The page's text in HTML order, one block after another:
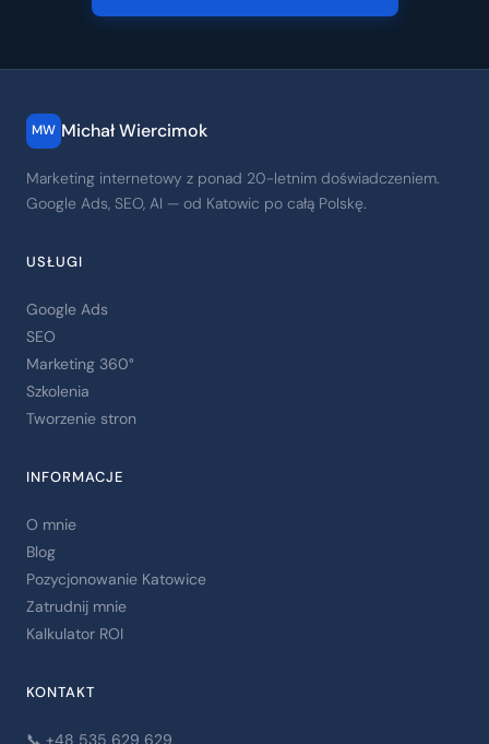
MW Michał Wiercimok
Marketing internetowy z ponad 20-letnim doświadczeniem.
Google Ads, SEO, AI — od Katowic po całą Polskę.
USŁUGI
Google Ads
SEO
Marketing 360°
Szkolenia
Tworzenie stron
INFORMACJE
O mnie
Blog
Pozycjonowanie Katowice
Zatrudnij mnie
Kalkulator ROI
KONTAKT
📞 +48 535 629 629